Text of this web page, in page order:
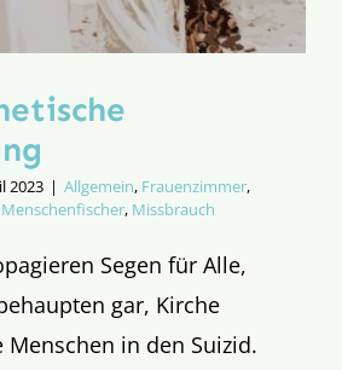
2023 | Allgemein, Frauenzimmer,
Menschenfischer, Missbrauch
Segen für Alle,
gar, Kirche
in den Suizid.